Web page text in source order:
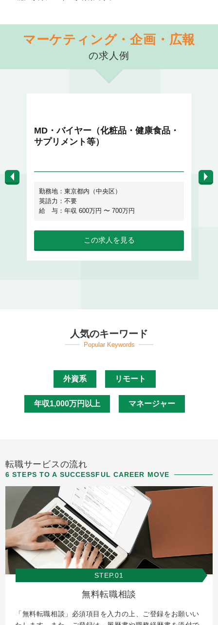
マーケティング・企画・広報
の求人例
MD・バイヤー（化粧品・健康食品・
サプリメント等）
勤務地：東京都内（中央区）
英語力：不要
給 与：年収 600万円 〜 700万円
この求人を見る
人気のキーワード
Popular Keywords
外資系 リモート
年収1,000万円以上 マネージャー
転職サービスの流れ
6 STEPS TO A SUCCESSFUL CAREER MOVE
STEP.01
無料転職相談
「無料転職相談」必須項目を入力の上、ご登録をお願いい